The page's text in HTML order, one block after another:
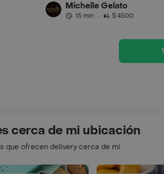
Michelle Gelato
15 min · $ 4500
cerca de mi ubicación
que ofrecen delivery cerca de mí